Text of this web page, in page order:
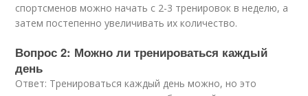
спортсменов можно начать с 2-3 тренировок в неделю, а
затем постепенно увеличивать их количество.
Вопрос 2: Можно ли тренироваться каждый
день
Ответ: Тренироваться каждый день можно, но это